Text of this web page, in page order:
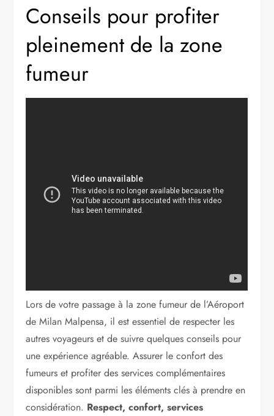
Conseils pour profiter
pleinement de la zone
fumeur
Lors de votre passage à la zone fumeur de l’Aéroport
de Milan Malpensa, il est essentiel de respecter les
autres voyageurs et de suivre quelques conseils pour
une expérience agréable. Assurer le confort des
fumeurs et profiter des services complémentaires
disponibles sont parmi les éléments clés à prendre en
considération. Respect, confort, services